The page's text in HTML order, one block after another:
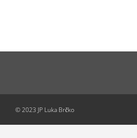
© 2023 JP Luka Brčko